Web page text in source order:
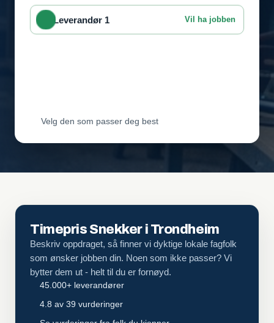
Leverandør 1 Vil ha jobben
Velg den som passer deg best
Timepris Snekker i Trondheim
Beskriv oppdraget, så finner vi dyktige lokale fagfolk
som ønsker jobben din. Noen som ikke passer? Vi
bytter dem ut - helt til du er fornøyd.
45.000+ leverandører
4.8 av 39 vurderinger